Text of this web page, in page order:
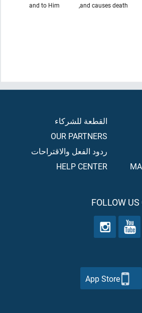
and causes death,
and to Him
القطعة للشركاء
OUR PARTNERS
ردود الفعل والاقتراحات
HELP CENTER
FOLLOW
App Store